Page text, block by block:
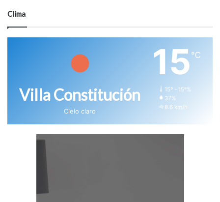
Clima
Villa Constitución
Cielo claro
15 ℃
15º - 15º%
37%
8.6 km/h